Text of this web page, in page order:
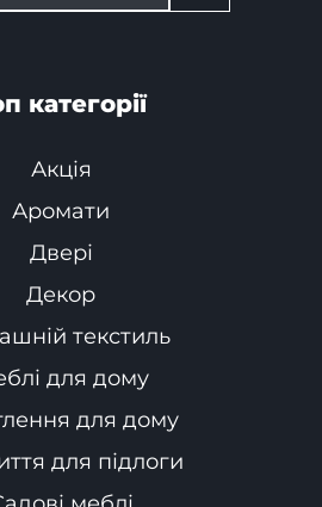
категорії
Акція
Аромати
Двері
Декор
текстиль
для дому
для дому
для підлоги